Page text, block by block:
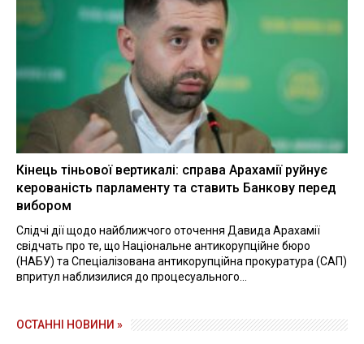
Кінець тіньової вертикалі: справа Арахамії руйнує
керованість парламенту та ставить Банкову перед
вибором
Слідчі дії щодо найближчого оточення Давида Арахамії
свідчать про те, що Національне антикорупційне бюро
(НАБУ) та Спеціалізована антикорупційна прокуратура (САП)
впритул наблизилися до процесуального...
ОСТАННІ НОВИНИ »